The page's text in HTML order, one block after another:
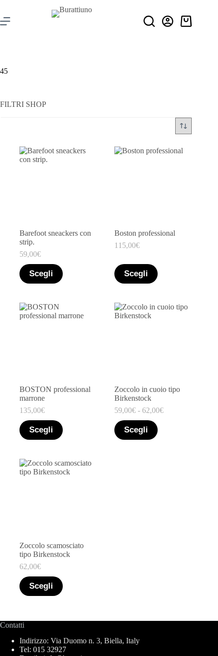
45
FILTRI SHOP
Taglia
Filtro
Barefoot sneackers con
strip.
59,00€
Scegli
Boston professional
115,00€
Scegli
BOSTON professional
marrone
135,00€
Scegli
Zoccolo in cuoio tipo
Birkenstock
59,00€ - 62,00€
Scegli
Zoccolo scamosciato
tipo Birkenstock
62,00€
Scegli
Contatti
Indirizzo: Via Duomo n. 3, Biella, Italy
Tel: 015 32927